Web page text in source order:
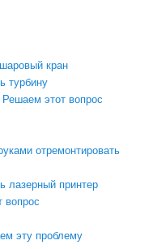
кран
турбину
этот вопрос
отремонтировать
лазерный принтер
вопрос
эту проблему